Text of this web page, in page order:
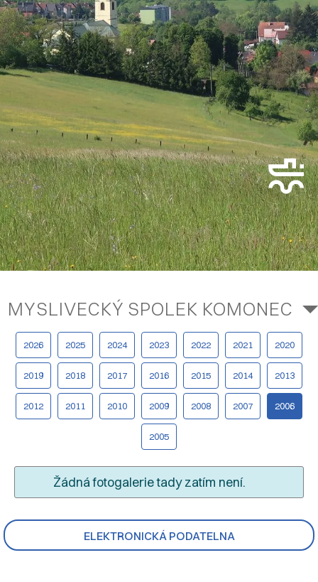
ELEKTRONICKÁ PODATELNA
MYSLIVECKÝ SPOLEK KOMONEC
2026 2025 2024 2023 2022 2021 2020
2019 2018 2017 2016 2015 2014 2013
2012 2011 2010 2009 2008 2007 2006
2005
Žádná fotogalerie tady zatím není.